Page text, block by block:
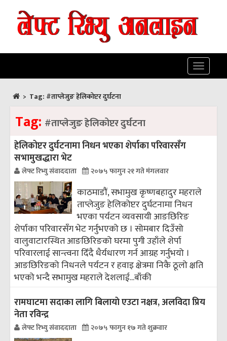
Toggle
> Tag: #ताप्लेजुङ हेलिकोप्टर दुर्घटना
Tag: #ताप्लेजुङ हेलिकोप्टर दुर्घटना
हेलिकोप्टर दुर्घटनामा निधन भएका शेर्पाका परिवारसँग
सभामुखद्धारा भेट
लेफ्ट रिभ्यु संवाददाता २०७५ फागुन २१ गते मंगलवार
काठमाडौं, सभामुख कृष्णबहादुर महराले
ताप्लेजुङ हेलिकोप्टर दुर्घटनामा निधन
भएका पर्यटन व्यवसायी आङछिरिङ
शेर्पाका परिवारसँग भेट गर्नुभएको छ । सोमबार दिउँसो
वालुवाटारस्थित आङछिरिङको घरमा पुगी उहाँले शेर्पा
परिवारलाई सान्त्वना दिँदै धैर्यधारण गर्न आग्रह गर्नुभयो ।
आङछिरिङको निधनले पर्यटन र हवाइ क्षेत्रमा निकै ठूलो क्षति
भएको भन्दै सभामुख महराले देशलाई...बाँकी
रामघाटमा सदाका लागि बिलायाे एउटा नक्षत्र, अलविदा प्रिय
नेता रविन्द्र
लेफ्ट रिभ्यु संवाददाता २०७५ फागुन १७ गते शुक्रवार